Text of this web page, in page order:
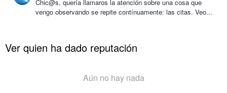
Chic@s, quería llamaros la atención sobre una cosa que
vengo observando se repite contínuamente: las citas. Veo...
Ver quien ha dado reputación
Aún no hay nada